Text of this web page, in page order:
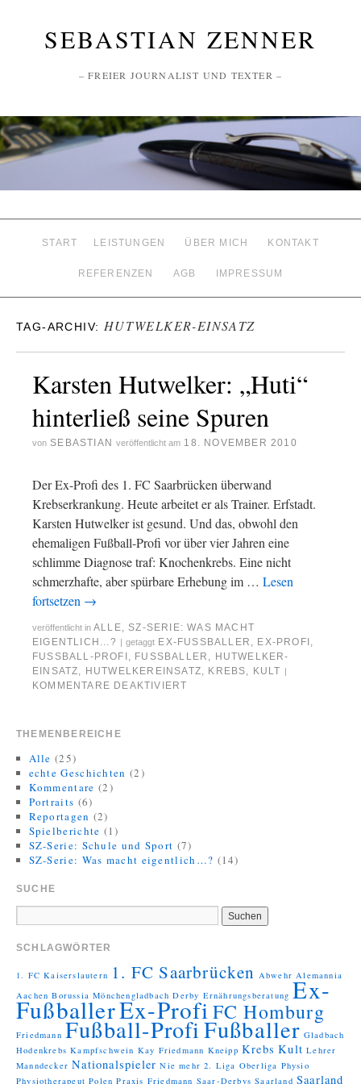
SEBASTIAN ZENNER
– FREIER JOURNALIST UND TEXTER –
START LEISTUNGEN ÜBER MICH KONTAKT
REFERENZEN AGB IMPRESSUM
TAG-ARCHIV: HUTWELKER-EINSATZ
Karsten Hutwelker: „Huti“
hinterließ seine Spuren
von SEBASTIAN veröffentlicht am 18. NOVEMBER 2010
Der Ex-Profi des 1. FC Saarbrücken überwand
Krebserkrankung. Heute arbeitet er als Trainer. Erfstadt.
Karsten Hutwelker ist gesund. Und das, obwohl den
ehemaligen Fußball-Profi vor über vier Jahren eine
schlimme Diagnose traf: Knochenkrebs. Eine nicht
schmerzhafte, aber spürbare Erhebung im … Lesen
fortsetzen →
veröffentlicht in ALLE, SZ-SERIE: WAS MACHT
EIGENTLICH...?
getaggt EX-FUSSBALLER , EX-PROFI ,
FUSSBALL-PROFI , FUSSBALLER , HUTWELKER-
EINSATZ, HUTWELKEREINSATZ, KREBS, KULT
KOMMENTARE DEAKTIVIERT
THEMENBEREICHE
Alle (25)
echte Geschichten (2)
Kommentare (2)
Portraits (6)
Reportagen (2)
Spielberichte (1)
SZ-Serie: Schule und Sport (7)
SZ-Serie: Was macht eigentlich…? (14)
SUCHE
SCHLAGWÖRTER
1. FC Kaiserslautern 1. FC Saarbrücken Abwehr Alemannia
Aachen Borussia Mönchengladbach Derby Ernährungsberatung Ex-
FußballerEx-ProfiFC Homburg
Friedmann Fußball-ProfiFußballer Gladbach
Hodenkrebs Kampfschwein Kay Friedmann Kneipp Krebs Kult Lehrer
Manndecker Nationalspieler Nie mehr 2. Liga Oberliga Physio
Physiotherapeut Polen Praxis Friedmann Saar-Derbys Saarland Saarland